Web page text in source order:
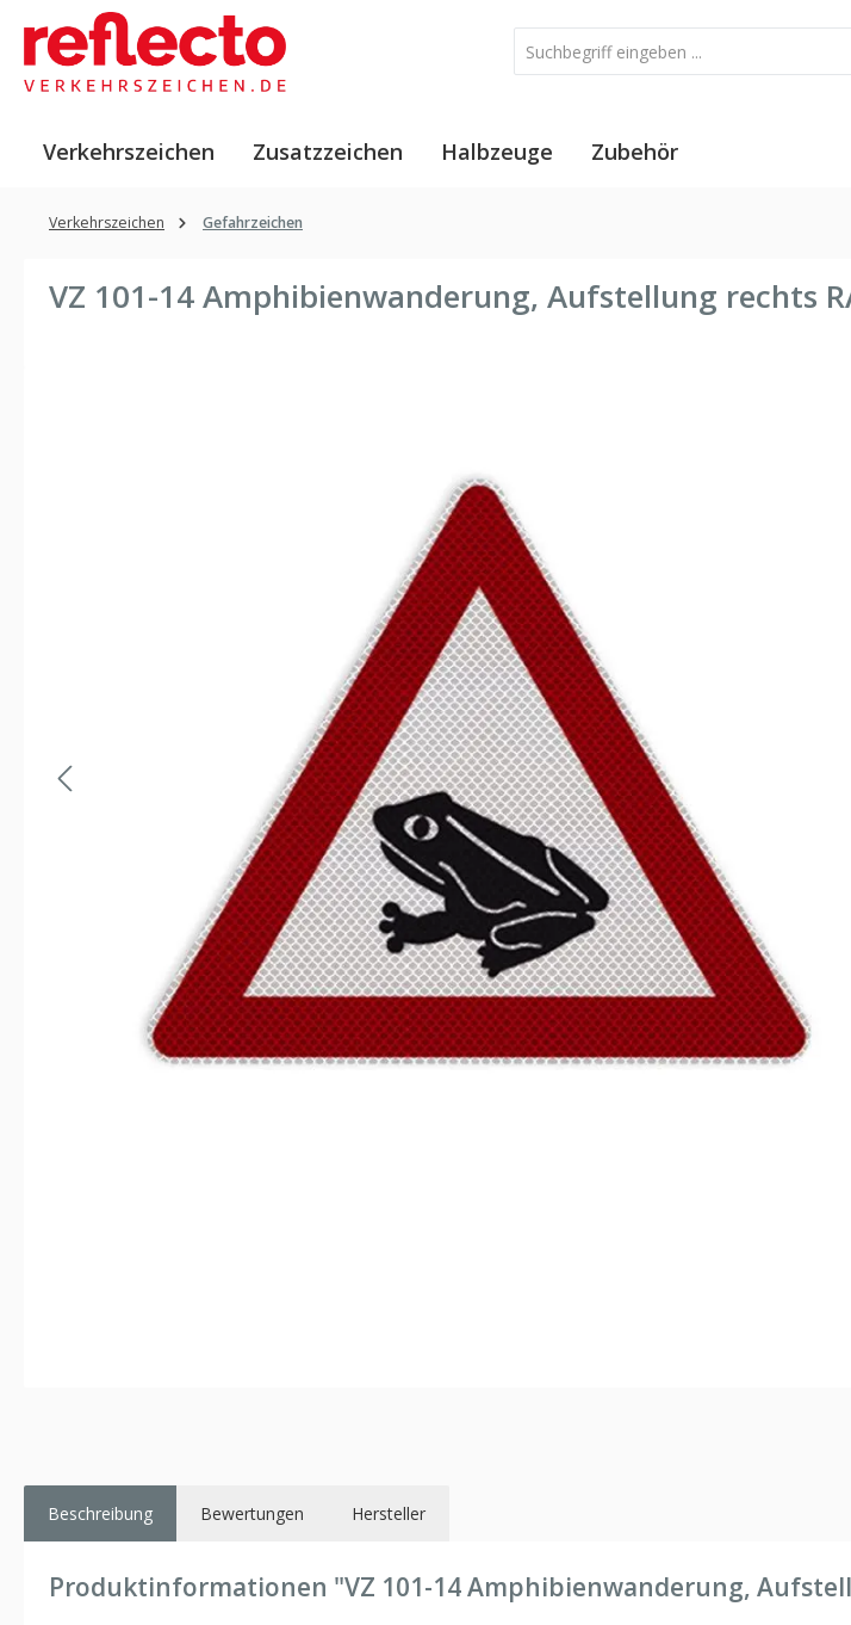
Hauptinhalt springen
Zur Suche springen
Zur Hauptnavigation springen
Verkehrszeichen Zusatzzeichen Halbzeuge Zubehör
Verkehrszeichen Gefahrzeichen
VZ 101-14 Amphibienwanderung, Aufstellung rechts
Beschreibung Bewertungen Hersteller
Produktinformationen "VZ 101-14 Amphibienwanderung,